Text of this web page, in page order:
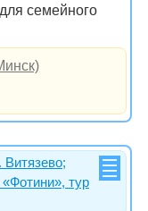
семейного
Витязево;
тур